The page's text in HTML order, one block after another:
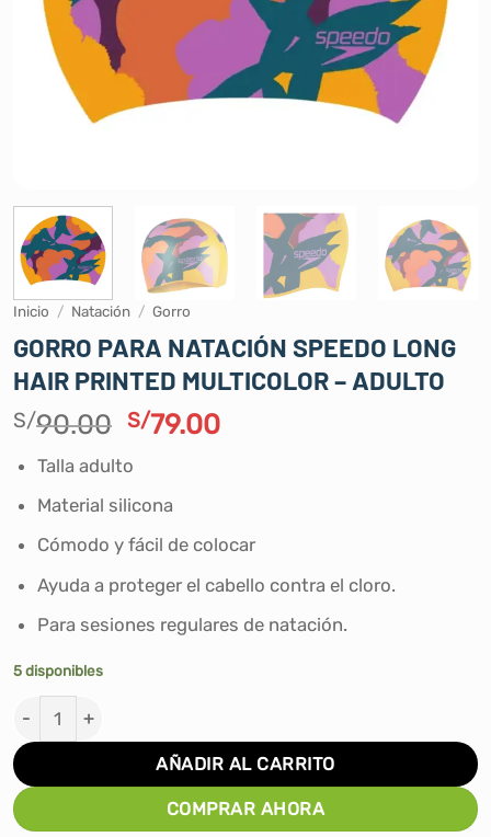
Inicio / Natación / Gorro
GORRO PARA NATACIÓN SPEEDO LONG
HAIR PRINTED MULTICOLOR – ADULTO
S/90.00 El
original
era:
S/90.00.
S/79.00El
Talla adulto
Material silicona
Cómodo y fácil de colocar
Ayuda a proteger el cabello contra el cloro.
Para sesiones regulares de natación.
5 disponibles
GORRO PARA NATACIÓN SPEEDO LONG HAIR
AÑADIR AL CARRITO
COMPRAR AHORA